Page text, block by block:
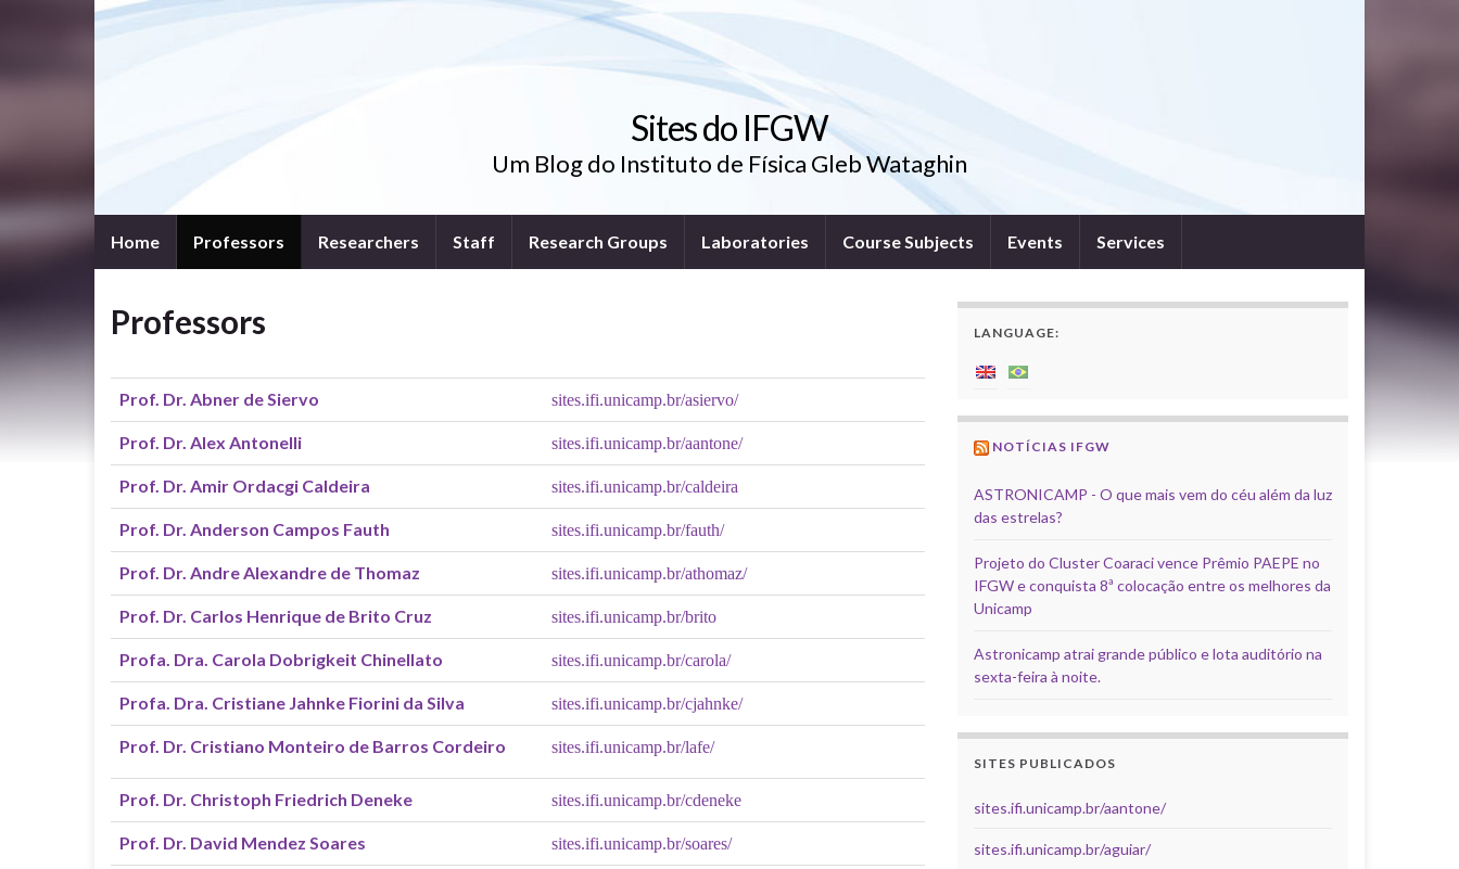
Sites do IFGW
Um Blog do Instituto de Física Gleb Wataghin
Home Professors Researchers Staff Research Groups Laboratories Course Subjects Events Services
Professors
Prof. Dr. Abner de Siervo sites.ifi.unicamp.br/asiervo/
Prof. Dr. Alex Antonelli sites.ifi.unicamp.br/aantone/
Prof. Dr. Amir Ordacgi Caldeira sites.ifi.unicamp.br/caldeira
Prof. Dr. Anderson Campos Fauth sites.ifi.unicamp.br/fauth/
Prof. Dr. Andre Alexandre de Thomaz sites.ifi.unicamp.br/athomaz/
Prof. Dr. Carlos Henrique de Brito Cruz sites.ifi.unicamp.br/brito
Profa. Dra. Carola Dobrigkeit Chinellato sites.ifi.unicamp.br/carola/
Profa. Dra. Cristiane Jahnke Fiorini da Silva sites.ifi.unicamp.br/cjahnke/
Prof. Dr. Cristiano Monteiro de Barros Cordeiro sites.ifi.unicamp.br/lafe/
Prof. Dr. Christoph Friedrich Deneke sites.ifi.unicamp.br/cdeneke
Prof. Dr. David Mendez Soares sites.ifi.unicamp.br/soares/
LANGUAGE:
NOTÍCIAS IFGW
ASTRONICAMP - O que mais vem do céu além da luz
das estrelas?
Projeto do Cluster Coaraci vence Prêmio PAEPE no
IFGW e conquista 8ª colocação entre os melhores da
Unicamp
Astronicamp atrai grande público e lota auditório na
sexta-feira à noite.
SITES PUBLICADOS
sites.ifi.unicamp.br/aantone/
sites.ifi.unicamp.br/aguiar/